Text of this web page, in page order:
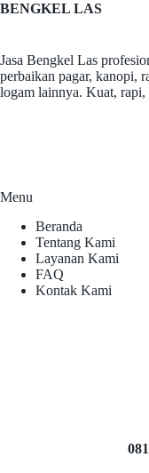
BENGKEL LAS
Jasa Bengkel Las
perbaikan pagar, kanopi,
logam lainnya. Kuat, rapi,
Menu
Beranda
Tentang Kami
Layanan Kami
FAQ
Kontak Kami